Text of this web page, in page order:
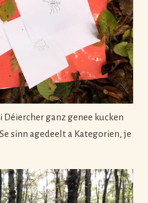
Déiercher ganz genee kucken
sinn agedeelt a Kategorien, je